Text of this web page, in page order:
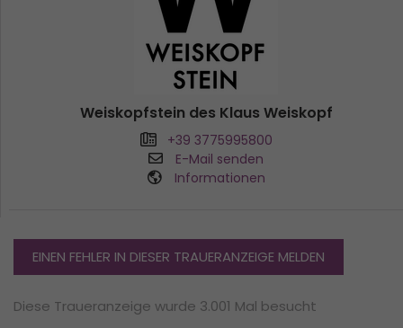
Weiskopfstein des Klaus Weiskopf
+39 3775995800
E-Mail senden
Informationen
EINEN FEHLER IN DIESER TRAUERANZEIGE MELDEN
Diese Traueranzeige wurde 3.001 Mal besucht